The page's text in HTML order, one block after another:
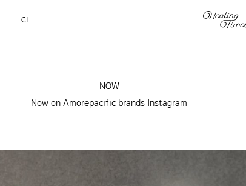
CI
NOW
Now on Amorepacific brands Instagram